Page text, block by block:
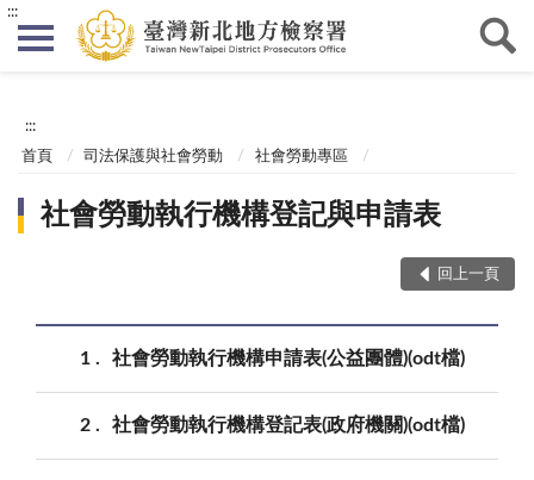
:::
:::
首頁 司法保護與社會勞動 社會勞動專區
社會勞動執行機構登記與申請表
回上一頁
1 社會勞動執行機構申請表(公益團體)(odt檔)
2 社會勞動執行機構登記表(政府機關)(odt檔)